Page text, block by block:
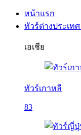
หน้าแรก
ทัวร์ต่างประเทศ
เอเชีย
ทัวร์เกาหลี
83